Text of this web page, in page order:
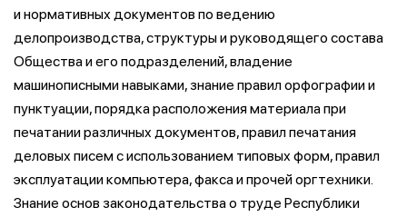
и нормативных документов по ведению
делопроизводства, структуры и руководящего состава
Общества и его подразделений, владение
машинописными навыками, знание правил орфографии и
пунктуации, порядка расположения материала при
печатании различных документов, правил печатания
деловых писем с использованием типовых форм, правил
эксплуатации компьютера, факса и прочей оргтехники.
Знание основ законодательства о труде Республики